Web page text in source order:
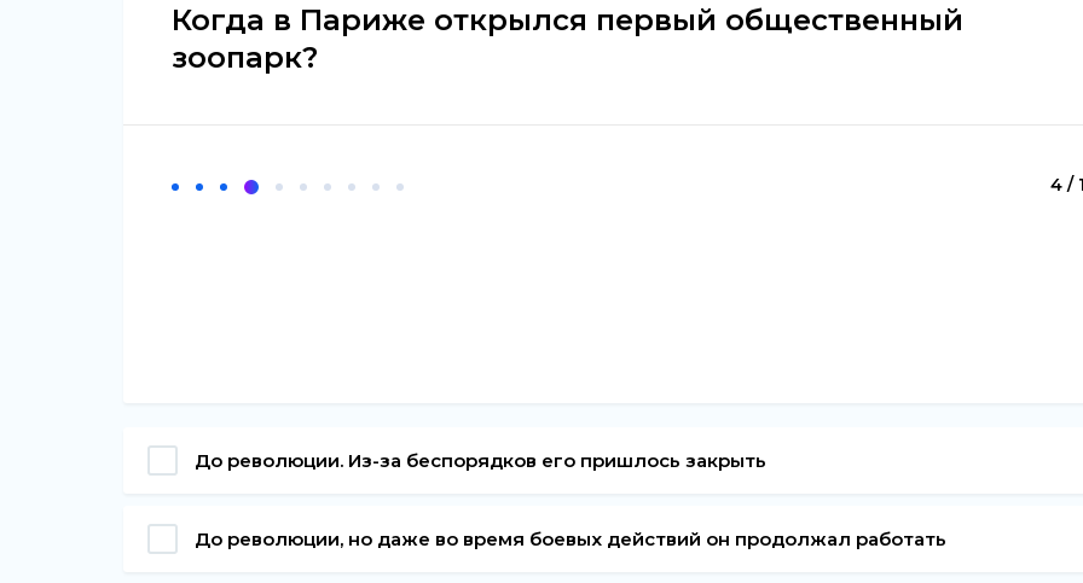
Когда в Париже открылся первый общественный
зоопарк?
4 /
До революции. Из-за беспорядков его пришлось закрыть
До революции, но даже во время боевых действий он продолжал работать